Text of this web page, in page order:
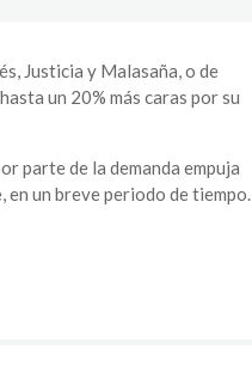
Justicia y Malasaña, o de
un 20% más caras por su
parte de la demanda empuja
en un breve periodo de tiempo.